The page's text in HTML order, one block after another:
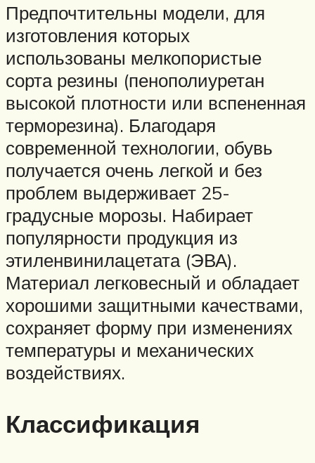
Предпочтительны модели, для
изготовления которых
использованы мелкопористые
сорта резины (пенополиуретан
высокой плотности или вспененная
терморезина). Благодаря
современной технологии, обувь
получается очень легкой и без
проблем выдерживает 25-
градусные морозы. Набирает
популярности продукция из
этиленвинилацетата (ЭВА).
Материал легковесный и обладает
хорошими защитными качествами,
сохраняет форму при изменениях
температуры и механических
воздействиях.
Классификация